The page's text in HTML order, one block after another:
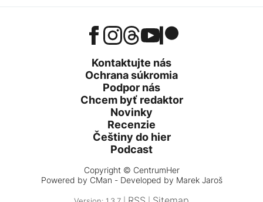
Kontaktujte nás
Ochrana súkromia
Podpor nás
Chcem byť redaktor
Novinky
Recenzie
Češtiny do hier
Podcast
Copyright © CentrumHer
Powered by CMan - Developed by Marek Jaroš